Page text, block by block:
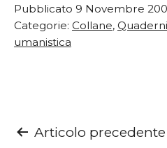
Pubblicato 9 Novembre
Categorie: Collane,
umanistica
Navigazione
Articolo precedente